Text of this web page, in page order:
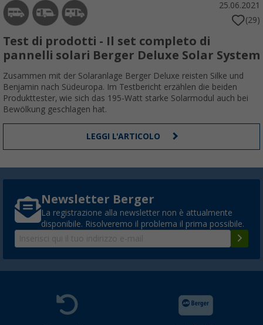
25.06.2021
(29)
Test di prodotti - Il set completo di
pannelli solari Berger Deluxe Solar System
Zusammen mit der Solaranlage Berger Deluxe reisten Silke und
Benjamin nach Südeuropa. Im Testbericht erzählen die beiden
Produkttester, wie sich das 195-Watt starke Solarmodul auch bei
Bewölkung geschlagen hat.
LEGGI L'ARTICOLO
Newsletter Berger
La registrazione alla newsletter non è attualmente
disponibile. Risolveremo il problema il prima possibile.